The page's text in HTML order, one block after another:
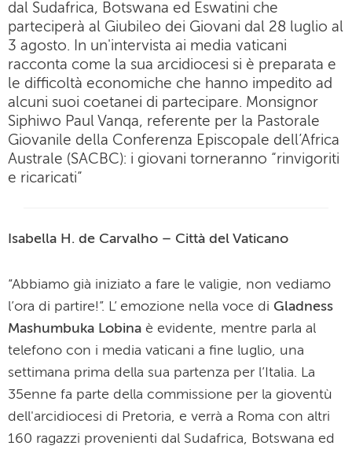
dal Sudafrica, Botswana ed Eswatini che
parteciperà al Giubileo dei Giovani dal 28 luglio al
3 agosto. In un'intervista ai media vaticani
racconta come la sua arcidiocesi si è preparata e
le difficoltà economiche che hanno impedito ad
alcuni suoi coetanei di partecipare. Monsignor
Siphiwo Paul Vanqa, referente per la Pastorale
Giovanile della Conferenza Episcopale dell’Africa
Australe (SACBC): i giovani torneranno “rinvigoriti
e ricaricati”
Isabella H. de Carvalho – Città del Vaticano
“Abbiamo già iniziato a fare le valigie, non vediamo
l’ora di partire!”. L’ emozione nella voce di Gladness
Mashumbuka Lobina è evidente, mentre parla al
telefono con i media vaticani a fine luglio, una
settimana prima della sua partenza per l’Italia. La
35enne fa parte della commissione per la gioventù
dell'arcidiocesi di Pretoria, e verrà a Roma con altri
160 ragazzi provenienti dal Sudafrica, Botswana ed